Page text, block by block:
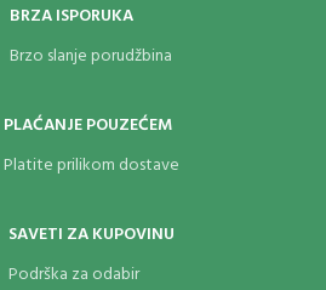
BRZA ISPORUKA
Brzo slanje porudžbina
PLAĆANJE POUZEĆEM
Platite prilikom dostave
SAVETI ZA KUPOVINU
Podrška za odabir